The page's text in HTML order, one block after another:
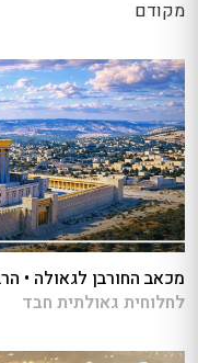
מקודם
מכאב החורבן לגאולה •
לחלוחית גאולתית חבד